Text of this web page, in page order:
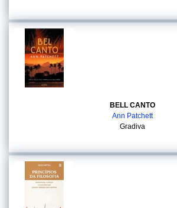
BELL CANTO
Ann Patchett
Gradiva